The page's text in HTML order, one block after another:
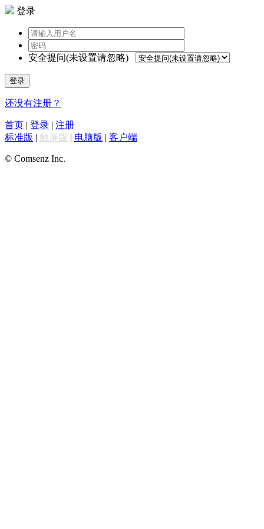
登录
安全提问(未设置请忽略)
登录
还没有注册？
首页 | 登录 | 注册
标准版 | 触屏版 | 电脑版 | 客户端
© Comsenz Inc.